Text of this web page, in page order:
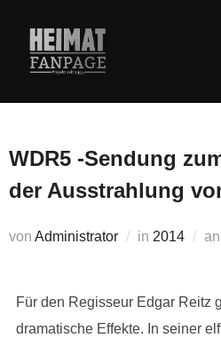
Inhalt
springen
WDR5 -Sendung
der Ausstrahlung
von Administrator in 2014 an
Für den Regisseur Edgar Reitz
dramatische Effekte. In seiner